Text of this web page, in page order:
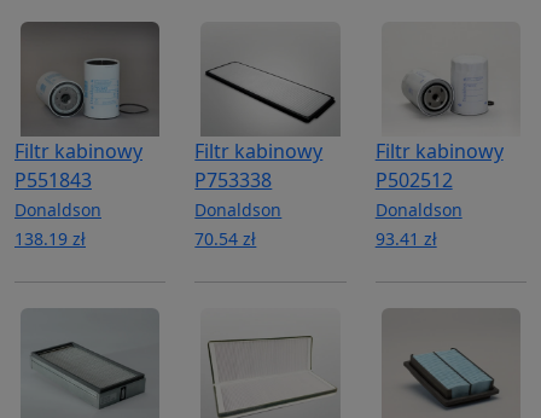
Filtr kabinowy
P551843
Donaldson
138.19 zł
Filtr kabinowy
P753338
Donaldson
70.54 zł
Filtr kabinowy
P502512
Donaldson
93.41 zł